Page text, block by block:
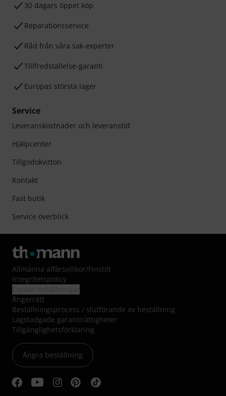
30 dagars öppet köp
Reparationsservice
Råd från våra sak-experter
Tillfredställelse-garanti
Europas största lager
Service
Leveranskostnader och leveranstid
Hjälpcenter
Tillgodokvitton
Kontakt
Fast butik
Service överblick
Allmänna affärsvillkor/Finstilt
Integritetspolicy
Ångerrätt
Beställningsprocess / slutförande av beställning
Lagstadgade garantirättigheter
Tillgänglighetsförklaring
Ångra beställning